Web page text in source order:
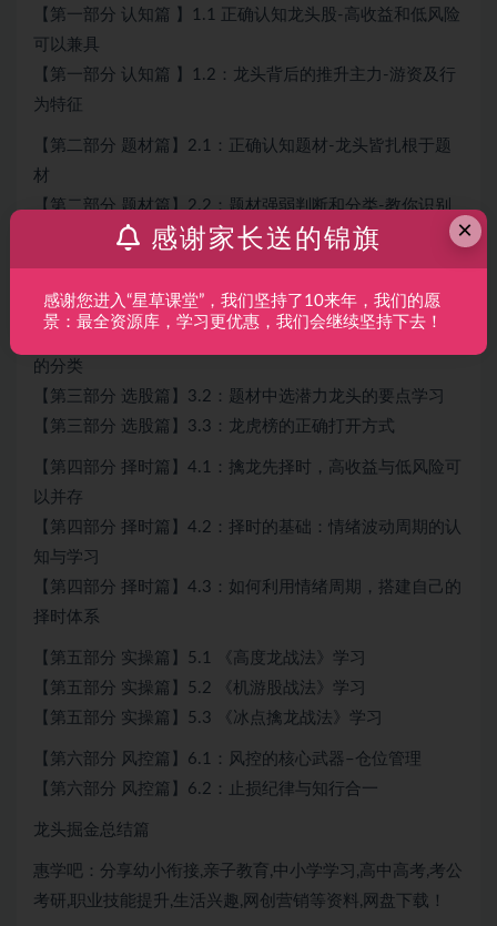
【第一部分 认知篇 】1.1 正确认知龙头股-高收益和低风险
可以兼具
【第一部分 认知篇 】1.2：龙头背后的推升主力-游资及行
为特征
【第二部分 题材篇】2.1：正确认知题材-龙头皆扎根于题
材
【第二部分 题材篇】2.2：题材强弱判断和分类-教你识别
【第二部分 题材篇】2.3：情绪影响以及题材的扩散与衍变
【第二部分 题材篇】2.4：题材炒作模式的“套路”学习
的分类
【第三部分 选股篇】3.2：题材中选潜力龙头的要点学习
【第三部分 选股篇】3.3：龙虎榜的正确打开方式
【第四部分 择时篇】4.1：擒龙先择时，高收益与低风险可
以并存
【第四部分 择时篇】4.2：择时的基础：情绪波动周期的认
知与学习
【第四部分 择时篇】4.3：如何利用情绪周期，搭建自己的
择时体系
【第五部分 实操篇】5.1 《高度龙战法》学习
【第五部分 实操篇】5.2 《机游股战法》学习
【第五部分 实操篇】5.3 《冰点擒龙战法》学习
【第六部分 风控篇】6.1：风控的核心武器–仓位管理
【第六部分 风控篇】6.2：止损纪律与知行合一
龙头掘金总结篇
惠学吧：分享幼小衔接,亲子教育,中小学学习,高中高考,考公
考研,职业技能提升,生活兴趣,网创营销等资料,网盘下载！
×
感谢家长送的锦旗
感谢您进入“星草课堂”，我们坚持了10来年，我们的愿
景：最全资源库，学习更优惠，我们会继续坚持下去！